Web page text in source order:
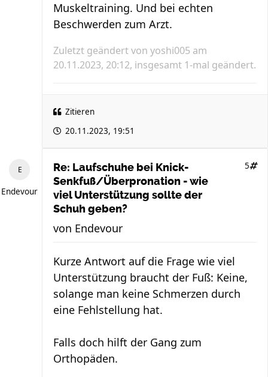
Muskeltraining. Und bei echten
Beschwerden zum Arzt.
Zuletzt geändert von yoshi005 am
20.11.2023, 20:12, insgesamt 1-mal geändert.
Zitieren
20.11.2023, 19:51
Endevour
Re: Laufschuhe bei Knick-
Senkfuß/Überpronation - wie
viel Unterstützung sollte der
Schuh geben?
5
von Endevour
Kurze Antwort auf die Frage wie viel
Unterstützung braucht der Fuß: Keine,
solange man keine Schmerzen durch
eine Fehlstellung hat.
Falls doch hilft der Gang zum
Orthopäden.